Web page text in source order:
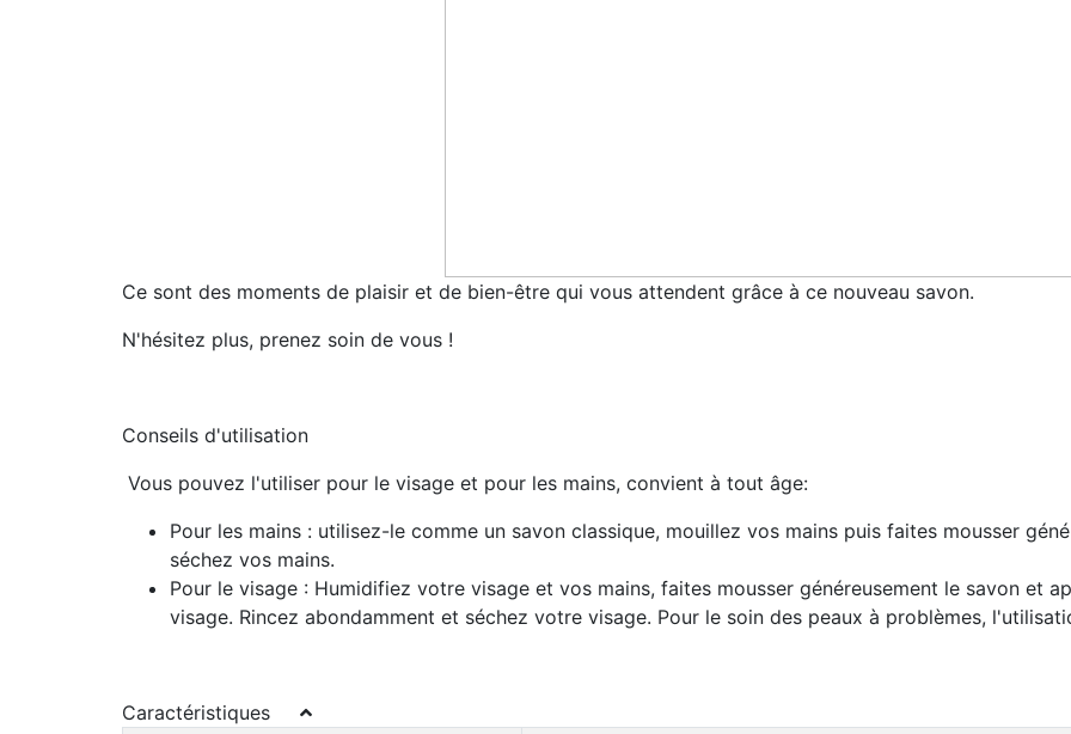
Ce sont des moments de plaisir et de bien-être qui vous attendent grâce à ce nouveau savon.
N'hésitez plus, prenez soin de vous !
Conseils d'utilisation
Vous pouvez l'utiliser pour le visage et pour les mains, convient à tout âge:
Pour les mains : utilisez-le comme un savon classique, mouillez vos mains puis faites mousser
séchez vos mains.
Pour le visage : Humidifiez votre visage et vos mains, faites mousser généreusement le savon et
visage. Rincez abondamment et séchez votre visage. Pour le soin des peaux à problèmes,
Caractéristiques